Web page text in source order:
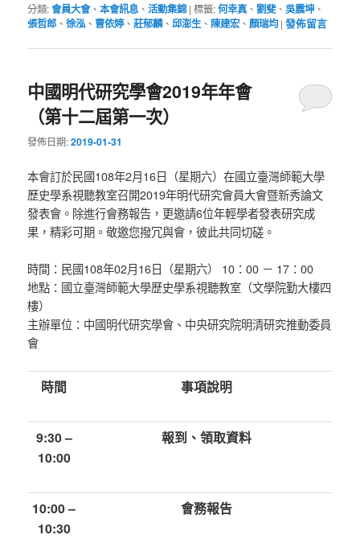
分類:會員大會、本會訊息 、活動集錦 |標籤:何幸真、劉斐、吳震坤 、
張哲郎 、徐泓、曹依婷、莊郁麟、邱澎生 、 陳建宏、顏瑞均 |發佈留言
中國明代研究學會2019年年會
（第十二屆第一次）
發佈日期:2019-01-31
本會訂於民國108年2月16日（星期六）在國立臺灣師範大學
歷史學系視聽教室召開2019年明代研究會員大會暨新秀論文
發表會。除進行會務報告，更邀請6位年輕學者發表研究成
果，精彩可期。敬邀您撥冗與會，彼此共同切磋。
時間：民國108年02月16日（星期六） 10：00 － 17：00
地點：國立臺灣師範大學歷史學系視聽教室（文學院勤大樓四
樓）
主辦單位：中國明代研究學會、中央研究院明清研究推動委員
會
時間 事項說明
9:30 –
10:00
報到、領取資料
10:00 –
10:30
會務報告